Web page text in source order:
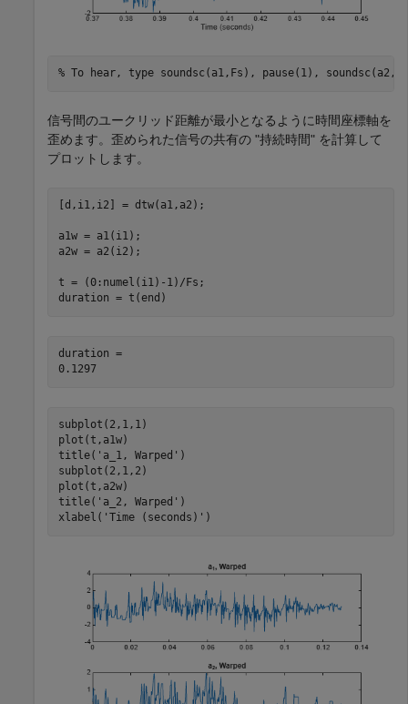
% To hear, type soundsc(a1,Fs), pause(1),
信号間のユークリッド距離が最小となるように時間座標軸を
歪めます。歪められた信号の共有の "持続時間" を計算して
プロットします。
[d,i1,i2] = dtw(a1,a2);
a1w = a1(i1);
a2w = a2(i2);
t = (0:numel(i1)-1)/Fs;
duration = t(end)
duration =
0.1297
subplot(2,1,1)
plot(t,a1w)
title( 'a_1, Warped' )
subplot(2,1,2)
plot(t,a2w)
title( 'a_2, Warped' )
xlabel( 'Time (seconds)' )